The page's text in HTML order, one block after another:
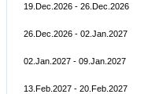
19.Dec.2026 - 26.Dec.2026
26.Dec.2026 - 02.Jan.2027
02.Jan.2027 - 09.Jan.2027
13.Feb.2027 - 20.Feb.2027